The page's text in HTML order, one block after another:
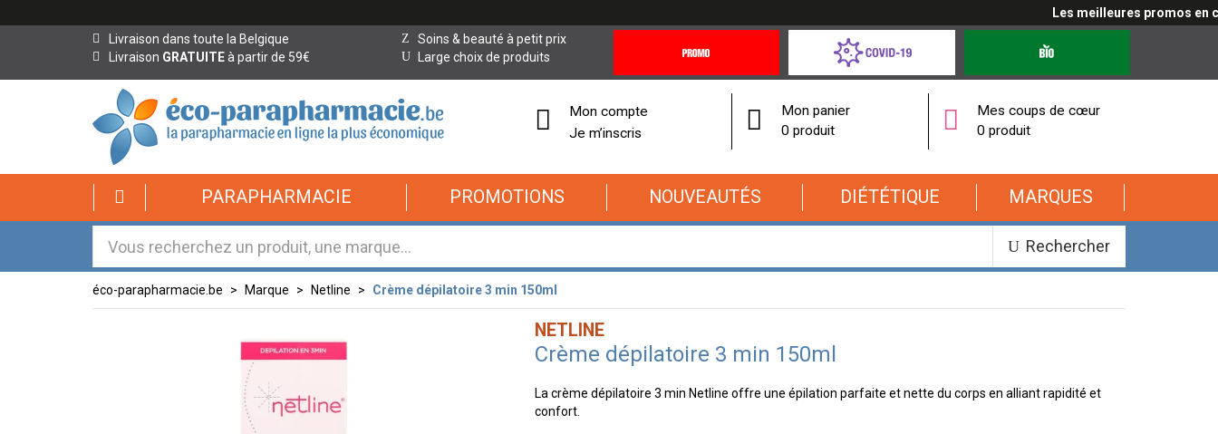
Les meilleures promos en
Livraison dans toute la Belgique
Livraison GRATUITEà partir de 59€
Soins & beauté à petit prix
Large choix de produits
Offres
Coronavirus
éco-
parapharmacie.fr
éco-
parapharmacie.fr
Mon compte
Je m’inscris
Mon panier
0 produit
Mes coups de cœur
0 produit
PARAPHARMACIE PROMOTIONS NOUVEAUTÉS DIÉTÉTIQUE MARQUES
Rechercher
éco-parapharmacie.be Marque Netline Crème dépilatoire 3 min 150ml
NETLINE
Crème dépilatoire 3 min 150ml
La crème dépilatoire 3 min Netline offre une épilation parfaite et nette du corps en alliant rapidité et
confort.